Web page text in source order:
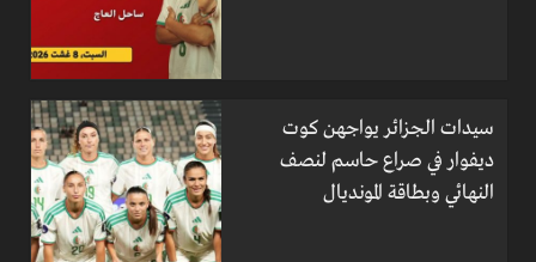
سيدات الجزائر يواجهن كوت
ديفوار في صراع حاسم لنصف
النهائي وبطاقة المونديال